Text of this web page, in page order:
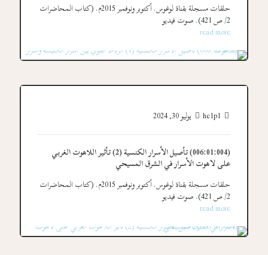
حلقات مسجلة بقناة لوغوس. أكتوبر ونوفمبر 2015م. (كتاب المحاضرات
2/ ص 421). صوت فيديو
read more
يوليو 30, 2024
(006:01:004) تأصيل الأسرار الكنسية (2) تأثير اللاهوت الغربي
على لاهوت الأسرار في الشرق المسيحي
حلقات مسجلة بقناة لوغوس. أكتوبر ونوفمبر 2015م. (كتاب المحاضرات
2/ ص 421). صوت فيديو
read more